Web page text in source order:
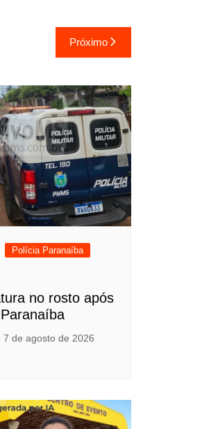
Próximo
Polícia Paranaíba
no rosto após
7 de agosto de 2026